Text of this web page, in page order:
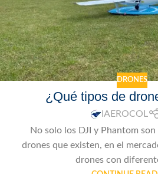
DRONES
¿Qué tipos de
IAEROCOL
No solo los DJI y Phantom
drones que existen, en el
drones con